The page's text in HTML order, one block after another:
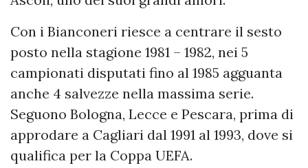
Con i Bianconeri riesce a centrare il sesto
posto nella stagione 1981 – 1982, nei 5
campionati disputati fino al 1985 agguanta
anche 4 salvezze nella massima serie.
Seguono Bologna, Lecce e Pescara, prima di
approdare a Cagliari dal 1991 al 1993, dove si
qualifica per la Coppa UEFA.